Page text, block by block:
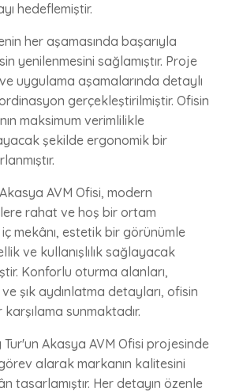
hedeflemiştir.
her aşamasında başarıyla
yenilenmesini sağlamıştır. Proje
uygulama aşamalarında detaylı
gerçekleştirilmiştir. Ofisin
maksimum verimlilikle
şekilde ergonomik bir
AVM Ofisi, modern
rahat ve hoş bir ortam
mekânı, estetik bir görünümle
ve kullanışlılık sağlayacak
Konforlu oturma alanları,
şık aydınlatma detayları, ofisin
sunmaktadır.
Tur'un Akasya AVM Ofisi projesinde
alarak markanın kalitesini
tasarlamıştır. Her detayın özenle